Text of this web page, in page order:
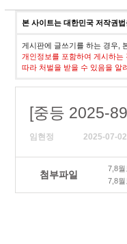
본 사이트는 대한민국 저작권
게시판에 글쓰기를 하는 경우,
개인정보를 포함하여 게시하는
따라 처벌을 받을 수 있음을 알
[중등 2025-
임현정 2025-07-
첨부파일
7,8월
7,8월